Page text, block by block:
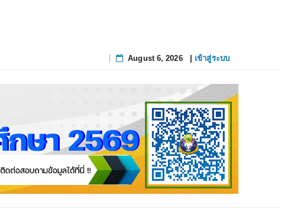
August 6, 2026| เข้าสู่ระบบ